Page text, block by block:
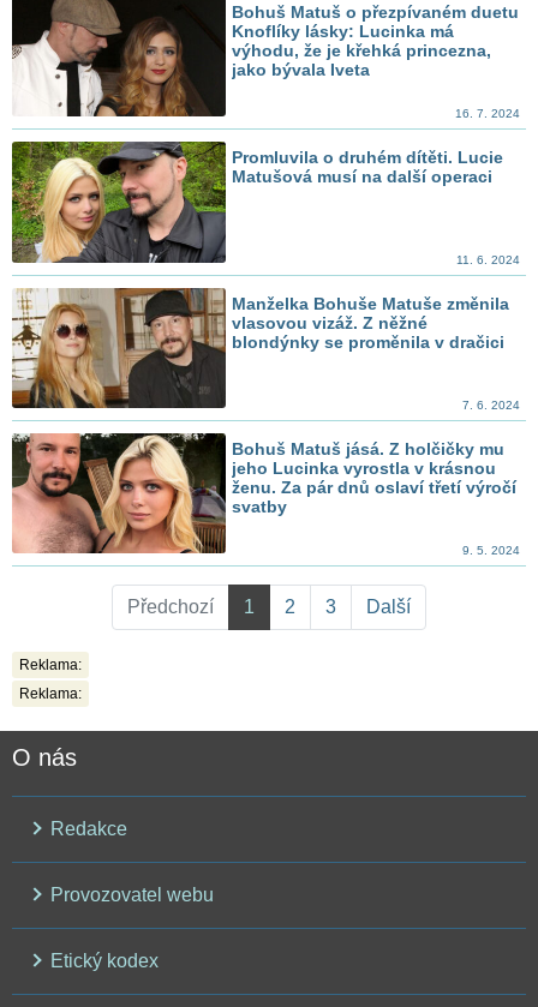
Bohuš Matuš o přezpívaném duetu
Knoflíky lásky: Lucinka má
výhodu, že je křehká princezna,
jako bývala Iveta
16. 7. 2024
Promluvila o druhém dítěti. Lucie
Matušová musí na další operaci
11. 6. 2024
Manželka Bohuše Matuše změnila
vlasovou vizáž. Z něžné
blondýnky se proměnila v dračici
7. 6. 2024
Bohuš Matuš jásá. Z holčičky mu
jeho Lucinka vyrostla v krásnou
ženu. Za pár dnů oslaví třetí výročí
svatby
9. 5. 2024
Předchozí 1 2 3 Další
Reklama:
Reklama:
O nás
Redakce
Provozovatel webu
Etický kodex